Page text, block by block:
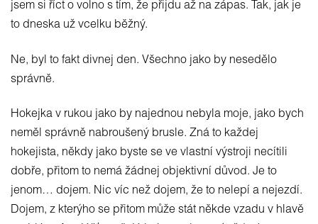
jsem si říct o volno s tím, že přijdu až na zápas. Tak, jak je
to dneska už vcelku běžný.
Ne, byl to fakt divnej den. Všechno jako by nesedělo
správně.
Hokejka v rukou jako by najednou nebyla moje, jako bych
neměl správně nabroušený brusle. Zná to každej
hokejista, někdy jako byste se ve vlastní výstroji necítili
dobře, přitom to nemá žádnej objektivní důvod. Je to
jenom… dojem. Nic víc než dojem, že to nelepí a nejezdí.
Dojem, z kterýho se přitom může stát někde vzadu v hlavě